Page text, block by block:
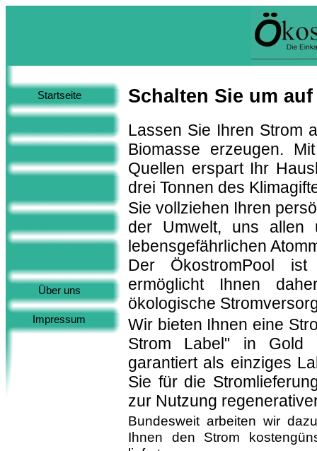
Startseite
Über uns
Impressum
Schalten Sie um
Lassen Sie Ihren Strom
Biomasse erzeugen.
Quellen erspart Ihr
drei Tonnen des
Sie vollziehen Ihren
der Umwelt, uns allen
lebensgefährlichen
Der ÖkostromPool ist
ermöglicht Ihnen
ökologische
Wir bieten Ihnen eine
Strom Label" in Gold
garantiert als einziges
Sie für die
zur Nutzung
Bundesweit arbeiten wir
Ihnen den Strom